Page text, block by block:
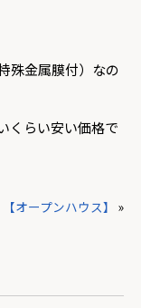
殊金属膜付）なの
くらい安い価格で
オープンハウス】 »